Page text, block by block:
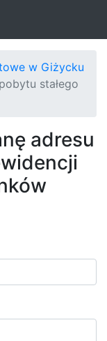
w Giżycku
stałego
adresu